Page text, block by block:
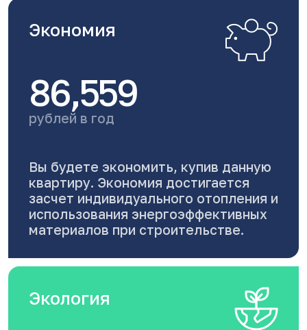
Экономия
86,559
рублей в год
Вы будете экономить, купив данную
квартиру. Экономия достигается
засчет индивидуального отопления и
использования энергоэффективных
материалов при строительстве.
Экология